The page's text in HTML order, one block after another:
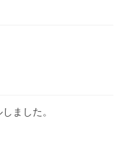
ました。